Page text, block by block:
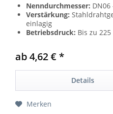
Nenndurchmesser: DN06
Verstärkung:
einlagig
Betriebsdruck: Bis zu
Kompatibilität:
Mineralölbasis
ab 4,62 € *
Details
Merken